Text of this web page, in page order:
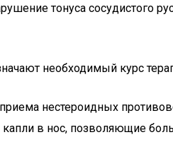
тонуса сосудистого
необходимый курс
нестероидных
в нос, позволяющие